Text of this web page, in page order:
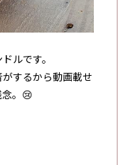
ルです。
するから動画載せ
。😢